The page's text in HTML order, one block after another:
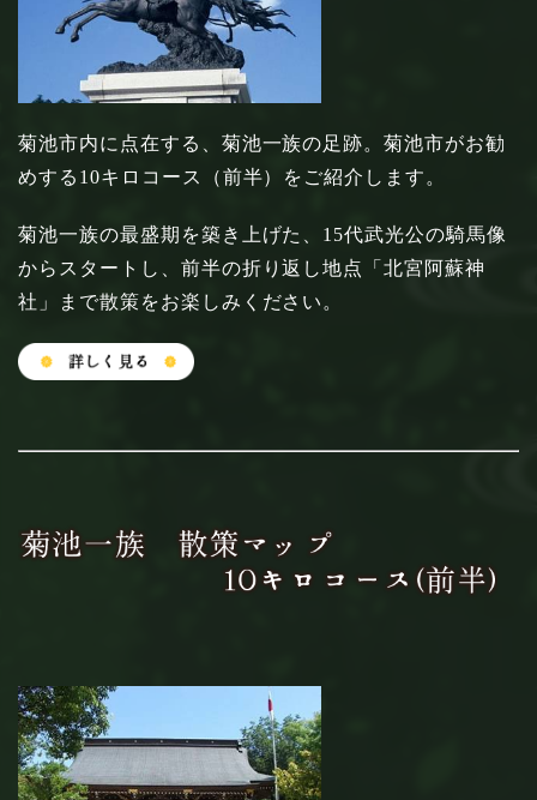
菊池市内に点在する、菊池一族の足跡。菊池市がお勧
めする10キロコース（前半）をご紹介します。
菊池一族の最盛期を築き上げた、15代武光公の騎馬像
からスタートし、前半の折り返し地点「北宮阿蘇神
社」まで散策をお楽しみください。